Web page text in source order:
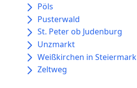
Pöls
Pusterwald
St. Peter ob Judenburg
Unzmarkt
Weißkirchen in Steiermark
Zeltweg